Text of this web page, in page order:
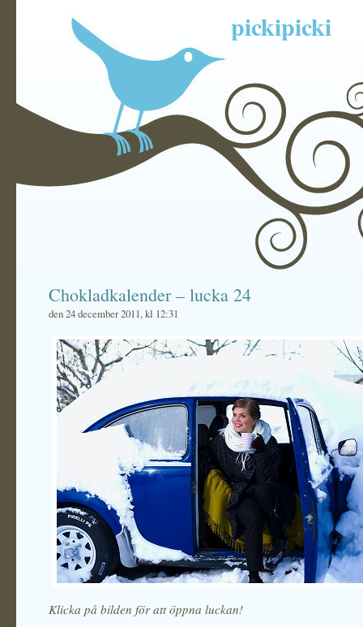
pickipicki
Chokladkalender – lucka 24
den 24 december 2011, kl 12:31
Klicka på bilden för att öppna luckan!